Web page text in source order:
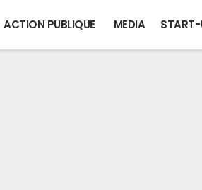
ACTION PUBLIQUE MEDIA START-